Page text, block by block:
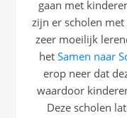
gaan met
zijn er scholen met
zeer moeilijk
het Samen naar
erop neer dat
waardoor
Deze scholen